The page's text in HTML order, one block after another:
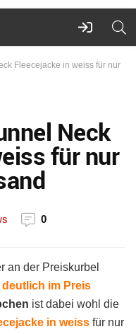
Fleecejacke in weiss für nur
Neck
für nur
0
an der Preiskurbel
im Preis
ist dabei wohl die
in weiss für nur